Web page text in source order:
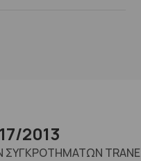
2013
ΣΥΓΚΡΟΤΗΜΑΤΩΝ TRANE